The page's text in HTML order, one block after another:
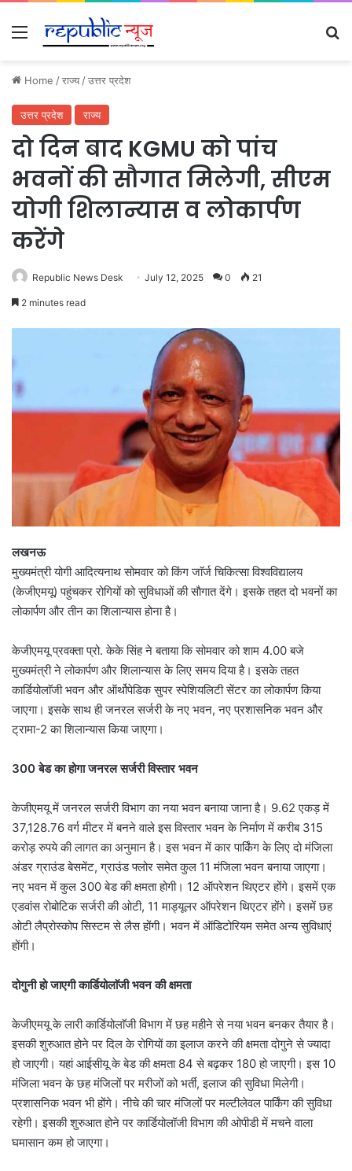
Menu
Home /राज्य /उत्तर प्रदेश
उत्तर प्रदेश राज्य
दो दिन बाद KGMU को पांच
भवनों की सौगात मिलेगी, सीएम
योगी शिलान्यास व लोकार्पण
करेंगे
Republic News Desk July 12, 2025 0 21
2 minutes read
लखनऊ
मुख्यमंत्री योगी आदित्यनाथ सोमवार को किंग जाॅर्ज चिकित्सा विश्वविद्यालय
(केजीएमयू) पहुंचकर रोगियों को सुविधाओं की साैगात देंगे। इसके तहत दो भवनों का
लोकार्पण और तीन का शिलान्यास होना है।
केजीएमयू प्रवक्ता प्रो. केके सिंह ने बताया कि सोमवार को शाम 4.00 बजे
मुख्यमंत्री ने लोकार्पण और शिलान्यास के लिए समय दिया है। इसके तहत
कार्डियोलाॅजी भवन और ऑर्थोपेडिक सुपर स्पेशियलिटी सेंटर का लोकार्पण किया
जाएगा। इसके साथ ही जनरल सर्जरी के नए भवन, नए प्रशासनिक भवन और
ट्रामा-2 का शिलान्यास किया जाएगा।
300 बेड का होगा जनरल सर्जरी विस्तार भवन
केजीएमयू में जनरल सर्जरी विभाग का नया भवन बनाया जाना है। 9.62 एकड़ में
37,128.76 वर्ग मीटर में बनने वाले इस विस्तार भवन के निर्माण में करीब 315
करोड़ रुपये की लागत का अनुमान है। इस भवन में कार पार्किंग के लिए दो मंजिला
अंडर ग्राउंड बेसमेंट, ग्राउंड फ्लोर समेत कुल 11 मंजिला भवन बनाया जाएगा।
नए भवन में कुल 300 बेड की क्षमता होगी। 12 ऑपरेशन थिएटर होंगे। इसमें एक
एडवांस रोबोटिक सर्जरी की ओटी, 11 माड्यूलर ऑपरेशन थिएटर होंगे। इसमें छह
ओटी लैप्रोस्कोप सिस्टम से लैस होंगी। भवन में ऑडिटोरियम समेत अन्य सुविधाएं
होंगी।
दोगुनी हो जाएगी कार्डियोलाॅजी भवन की क्षमता
केजीएमयू के लारी कार्डियोलाॅजी विभाग में छह महीने से नया भवन बनकर तैयार है।
इसकी शुरुआत होने पर दिल के रोगियों का इलाज करने की क्षमता दोगुने से ज्यादा
हो जाएगी। यहां आईसीयू के बेड की क्षमता 84 से बढ़कर 180 हो जाएगी। इस 10
मंजिला भवन के छह मंजिलों पर मरीजों को भर्ती, इलाज की सुविधा मिलेगी।
प्रशासनिक भवन भी होंगे। नीचे की चार मंजिलों पर मल्टीलेवल पार्किंग की सुविधा
रहेगी। इसकी शुरुआत होने पर कार्डियोलॉजी विभाग की ओपीडी में मचने वाला
घमासान कम हो जाएगा।